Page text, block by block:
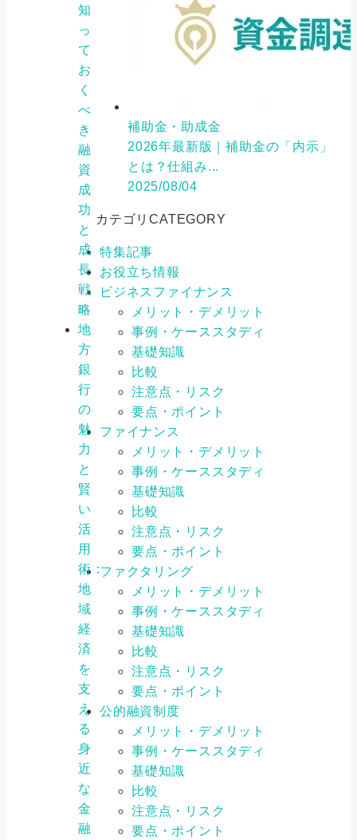
知
っ
て
お
く
べ
き
融
資
成
功
と
成
長
戦
略
地
方
銀
行
の
魅
力
と
賢
い
活
用
術：
地
域
経
済
を
支
え
る
身
近
な
金
融
補助金・助成金
2026年最新版｜補助金の「内示」
とは？仕組み...
2025/08/04
カテゴリCATEGORY
特集記事
お役立ち情報
ビジネスファイナンス
メリット・デメリット
事例・ケーススタディ
基礎知識
比較
注意点・リスク
要点・ポイント
ファイナンス
メリット・デメリット
事例・ケーススタディ
基礎知識
比較
注意点・リスク
要点・ポイント
ファクタリング
メリット・デメリット
事例・ケーススタディ
基礎知識
比較
注意点・リスク
要点・ポイント
公的融資制度
メリット・デメリット
事例・ケーススタディ
基礎知識
比較
注意点・リスク
要点・ポイント